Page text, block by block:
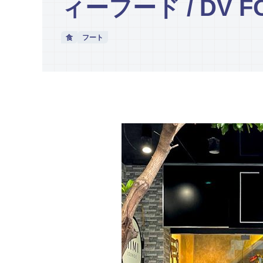
ィーフード / DV
食 フート